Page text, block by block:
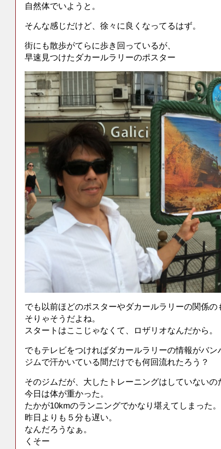
自然体でいようと。
そんな感じだけど、徐々に良くなってるはず。
街にも散歩がてらに歩き回っているが、
早速見つけたダカールラリーのポスター
でも以前ほどのポスターやダカールラリーの関係の
そりゃそうだよね。
スタートはここじゃなくて、ロザリオなんだから。
でもテレビをつければダカールラリーの情報がバン
ジムで汗かいている間だけでも何回流れたろう？
そのジムだが、大したトレーニングはしていないの
今日は体が重かった。
たかが10kmのランニングでかなり堪えてしまった。
昨日よりも５分も遅い。
なんだろうなぁ。
くそー